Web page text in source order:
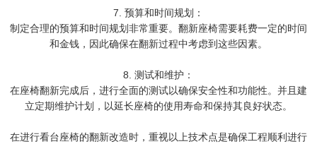
7. 预算和时间规划：
制定合理的预算和时间规划非常重要。翻新座椅需要耗费一定的时间
和金钱，因此确保在翻新过程中考虑到这些因素。
8. 测试和维护：
在座椅翻新完成后，进行全面的测试以确保安全性和功能性。并且建
立定期维护计划，以延长座椅的使用寿命和保持其良好状态。
在进行看台座椅的翻新改造时，重视以上技术点是确保工程顺利进行